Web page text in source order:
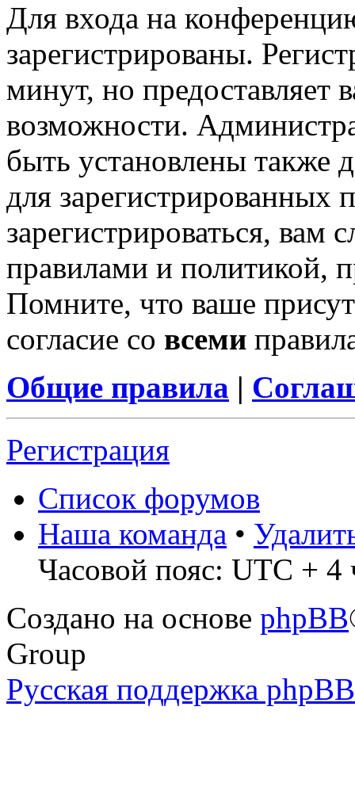
Для входа на
зарегистрированы.
минут, но предоставляет
возможности.
быть установлены также
для зарегистрированных
зарегистрироваться, вам
правилами и политикой,
Помните, что ваше
согласие со всеми
Общие правила |
Регистрация
Список форумов
Наша команда •
Часовой пояс: UTC + 4
Создано на основе phpBB
Group
Русская поддержка phpBB